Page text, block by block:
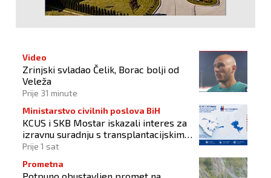
Video
Zrinjski svladao Čelik, Borac bolji od
Veleža
Prije 31 minute
Ministarstvo civilnih poslova BiH
KCUS i SKB Mostar iskazali interes za
izravnu suradnju s transplantacijskim
centrima članica Eurotransplanta
Prije 1 sat
Prometna